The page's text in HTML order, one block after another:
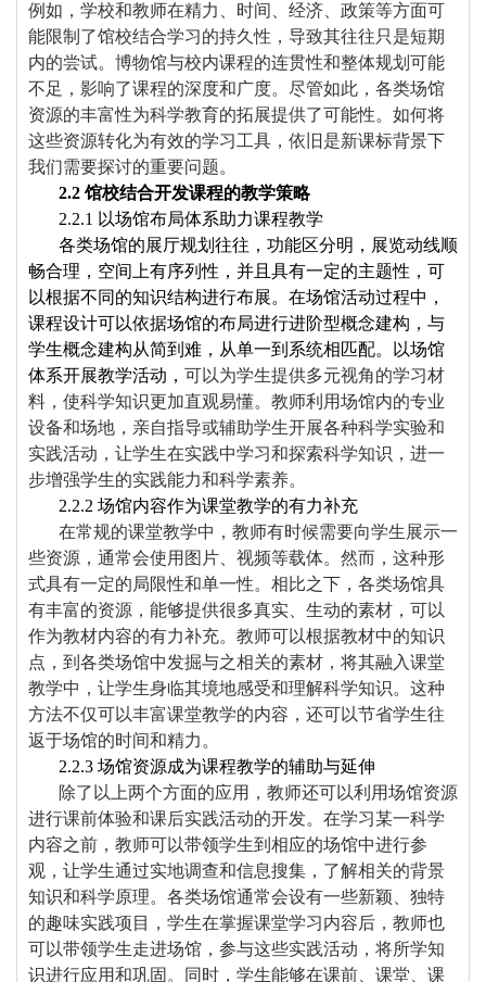
例如，学校和教师在精力、时间、经济、政策等方面可
能限制了馆校结合学习的持久性，导致其往往只是短期
内的尝试。博物馆与校内课程的连贯性和整体规划可能
不足，影响了课程的深度和广度。尽管如此，各类场馆
资源的丰富性为科学教育的拓展提供了可能性。如何将
这些资源转化为有效的学习工具，依旧是新课标背景下
我们需要探讨的重要问题。
2.2馆校结合开发课程的教学策略
2.2.1 以场馆布局体系助力课程教学
各类场馆的展厅规划往往，功能区分明，展览动线顺
畅合理，空间上有序列性，并且具有一定的主题性，可
以根据不同的知识结构进行布展。在场馆活动过程中，
课程设计可以依据场馆的布局进行进阶型概念建构，与
学生概念建构从简到难，从单一到系统相匹配。以场馆
体系开展教学活动， 可以为学生提供多元视角的学习材
料，使科学知识更加直观易懂。教师利用场馆内的专业
设备和场地，亲自指导或辅助学生开展各种科学实验和
实践活动，让学生在实践中学习和探索科学知识，进一
步增强学生的实践能力和科学素养。
2.2.2 场馆内容作为课堂教学的有力补充
在常规的课堂教学中，教师有时候需要向学生展示一
些资源，通常会使用图片、视频等载体。然而，这种形
式具有一定的局限性和单一性。相比之下，各类场馆具
有丰富的资源，能够提供很多真实、生动的素材，可以
作为教材内容的有力补充。教师可以根据教材中的知识
点，到各类场馆中发掘与之相关的素材，将其融入课堂
教学中，让学生身临其境地感受和理解科学知识。这种
方法不仅可以丰富课堂教学的内容，还可以节省学生往
返于场馆的时间和精力。
2.2.3 场馆资源成为课程教学的辅助与延伸
除了以上两个方面的应用，教师还可以利用场馆资源
进行课前体验和课后实践活动的开发。在学习某一科学
内容之前，教师可以带领学生到相应的场馆中进行参
观，让学生通过实地调查和信息搜集，了解相关的背景
知识和科学原理。各类场馆通常会设有一些新颖、独特
的趣味实践项目，学生在掌握课堂学习内容后，教师也
可以带领学生走进场馆，参与这些实践活动，将所学知
识进行应用和巩固。同时，学生能够在课前、课堂、课